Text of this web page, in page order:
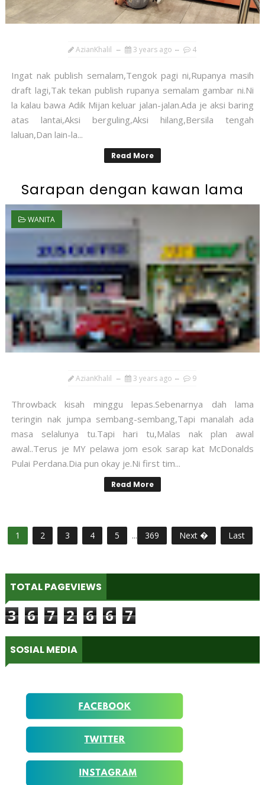
AzianKhalil 3 years ago 4
Ingat nak publish semalam,Tengok pagi ni,Rupanya masih
draft lagi,Tak tekan publish rupanya semalam gambar ni.Ni
la kalau bawa Adik Mijan keluar jalan-jalan.Ada je aksi baring
atas lantai,Aksi berguling,Aksi hilang,Bersila tengah
laluan,Dan lain-la...
Read More
Sarapan dengan kawan lama
WANITA
AzianKhalil 3 years ago 9
Throwback kisah minggu lepas.Sebenarnya dah lama
teringin nak jumpa sembang-sembang,Tapi manalah ada
masa selalunya tu.Tapi hari tu,Malas nak plan awal
awal..Terus je MY pelawa jom esok sarap kat McDonalds
Pulai Perdana.Dia pun okay je.Ni first tim...
Read More
1 2 3 4 5 ... 369 Next � Last
TOTAL PAGEVIEWS
3 6 7 2 6 6 7
SOSIAL MEDIA